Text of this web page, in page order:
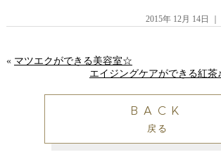
2015年 12月 14日
« マツエクができる美容室☆
エイジングケアができる紅
BACK
戻る